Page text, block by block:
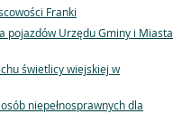
Franki
pojazdów Urzędu Gminy i Miasta
świetlicy wiejskiej w
niepełnosprawnych dla